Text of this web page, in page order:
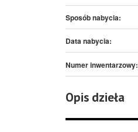
Sposób nabycia:
Data nabycia:
Numer inwentarzowy:
Opis dzieła